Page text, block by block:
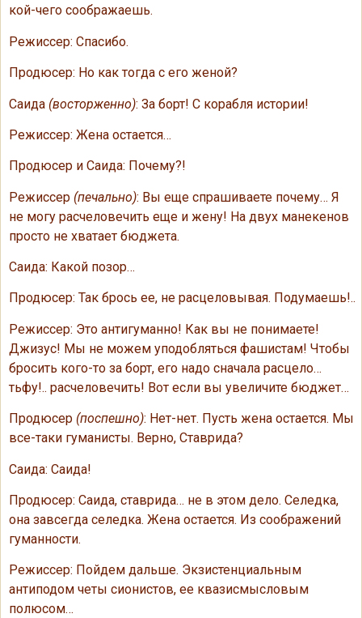
кой-чего соображаешь.
Режиссер: Спасибо.
Продюсер: Но как тогда с его женой?
Саида (восторженно): За борт! С корабля истории!
Режиссер: Жена остается…
Продюсер и Саида: Почему?!
Режиссер (печально): Вы еще спрашиваете почему… Я
не могу расчеловечить еще и жену! На двух манекенов
просто не хватает бюджета.
Саида: Какой позор…
Продюсер: Так брось ее, не расцеловывая. Подумаешь!..
Режиссер: Это антигуманно! Как вы не понимаете!
Джизус! Мы не можем уподобляться фашистам! Чтобы
бросить кого-то за борт, его надо сначала расцело…
тьфу!.. расчеловечить! Вот если вы увеличите бюджет…
Продюсер (поспешно): Нет-нет. Пусть жена остается. Мы
все-таки гуманисты. Верно, Ставрида?
Саида: Саида!
Продюсер: Саида, ставрида… не в этом дело. Селедка,
она завсегда селедка. Жена остается. Из соображений
гуманности.
Режиссер: Пойдем дальше. Экзистенциальным
антиподом четы сионистов, ее квазисмысловым
полюсом…